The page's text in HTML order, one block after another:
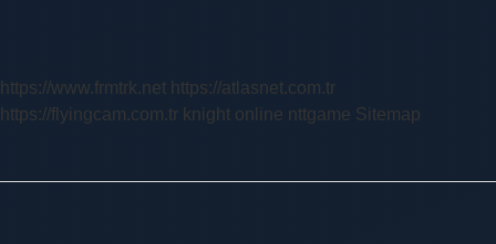
https://www.frmtrk.net https://atlasnet.com.tr
https://flyingcam.com.tr knight online nttgame Sitemap